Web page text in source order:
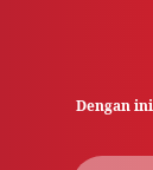
Dengan